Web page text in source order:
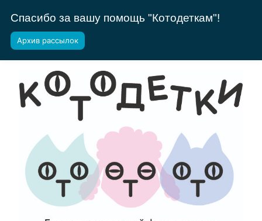
Спасибо за вашу помощь "Котодеткам"!
Архив рассылок